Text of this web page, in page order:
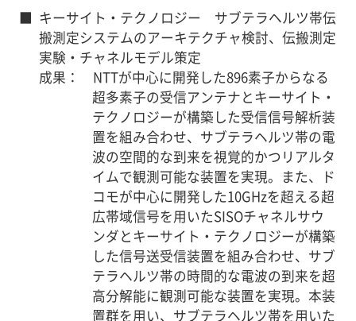
■ キーサイト・テクノロジー サブテラヘルツ帯伝
搬測定システムのアーキテクチャ検討、伝搬測定
実験・チャネルモデル策定
成果： NTTが中心に開発した896素子からなる
超多素子の受信アンテナとキーサイト・
テクノロジーが構築した受信信号解析装
置を組み合わせ、サブテラヘルツ帯の電
波の空間的な到来を視覚的かつリアルタ
イムで観測可能な装置を実現。また、ド
コモが中心に開発した10GHzを超える超
広帯域信号を用いたSISOチャネルサウ
ンダとキーサイト・テクノロジーが構築
した信号送受信装置を組み合わせ、サブ
テラヘルツ帯の時間的な電波の到来を超
高分解能に観測可能な装置を実現。本装
置群を用い、サブテラヘルツ帯を用いた